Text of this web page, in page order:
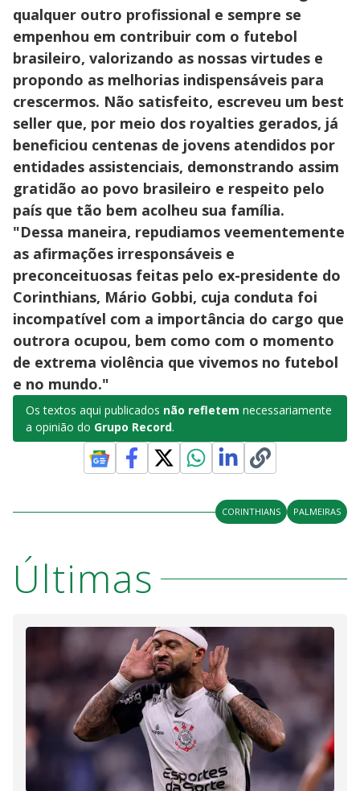
qualquer outro profissional e sempre se
empenhou em contribuir com o futebol
brasileiro, valorizando as nossas virtudes e
propondo as melhorias indispensáveis para
crescermos. Não satisfeito, escreveu um best
seller que, por meio dos royalties gerados, já
beneficiou centenas de jovens atendidos por
entidades assistenciais, demonstrando assim
gratidão ao povo brasileiro e respeito pelo
país que tão bem acolheu sua família.
"Dessa maneira, repudiamos veementemente
as afirmações irresponsáveis e
preconceituosas feitas pelo ex-presidente do
Corinthians, Mário Gobbi, cuja conduta foi
incompatível com a importância do cargo que
outrora ocupou, bem como com o momento
de extrema violência que vivemos no futebol
e no mundo."
Os textos aqui publicados não refletem necessariamente
a opinião do Grupo Record.
CORINTHIANS PALMEIRAS
Últimas